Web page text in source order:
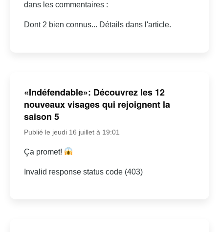
dans les commentaires :
Dont 2 bien connus... Détails dans l'article.
«Indéfendable»: Découvrez les 12
nouveaux visages qui rejoignent la
saison 5
Publié le jeudi 16 juillet à 19:01
Ça promet!
Invalid response status code (403)